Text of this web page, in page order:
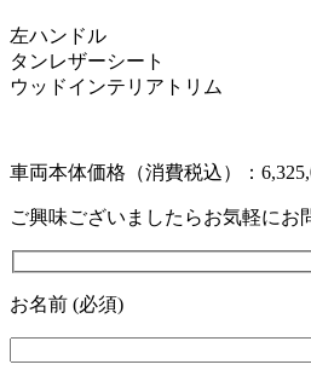
左ハンドル
タンレザーシート
ウッドインテリアトリム
車両本体価格（消費税込）：
ご興味ございましたらお気軽にお
お名前 (必須)